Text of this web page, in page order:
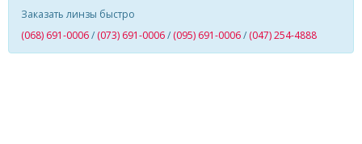
Заказать линзы быстро
(068) 691-0006/ (073) 691-0006/ (095) 691-0006/ (047) 254-4888